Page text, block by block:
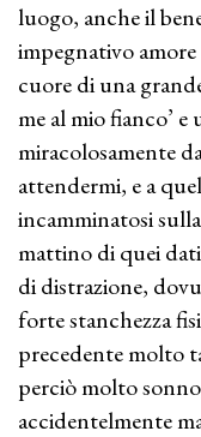
luogo, anche il
impegnativo
cuore di una
me al mio fianco’
miracolosamente
attendermi, e a
incamminatosi
mattino di quei
di distrazione,
forte stanchezza
precedente molto
perciò molto
accidentelmente